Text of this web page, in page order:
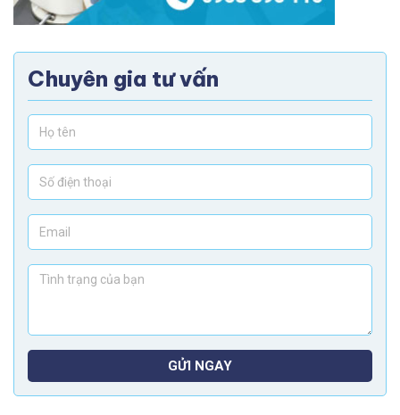
Chuyên gia tư vấn
GỬI NGAY